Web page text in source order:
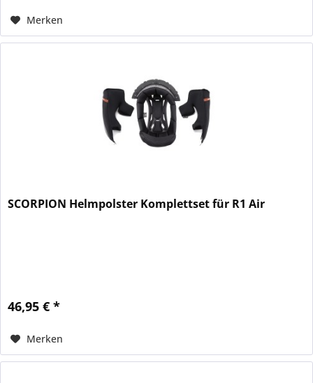
Merken
SCORPION Helmpolster Komplettset für R1 Air
46,95 € *
Merken